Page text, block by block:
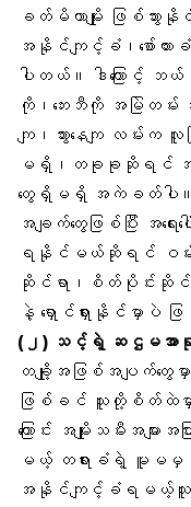
ခတ်မိတာမျိုး ဖြစ်သွ
အနိုင်ကျင့်ခံ၊စော်ကားခံ
ပါတယ်။ ဒါကြောင့် ဘ
ကို၊ဘေးဘီကို အမြဲတမ်း
ကျ၊သွားနေကျ လမ်းက
မရှိ၊တခုခုဆိုရင် အကူအညီ
တွေရှိမရှိ အကဲခတ်ပါ။
အချက်တွေဖြစ်ပြီး အရ
ရနိုင်မယ်ဆိုရင် ဝမ်း
ဆိုင်ရာ၊စိတ်ပိုင်းဆိုင်
နဲ့ ရှောင်ရှားနိုင်မှာပဲ
(၂) သင့်ရဲ့ ဆဌမအာရုံ
တချို့အဖြစ်အပျက်တွေမှ
ဖြစ်ခင် သူတို့စိတ်ထဲမှာ
ကြောင်း အမျိုးသမီးအမျ
မယ့် တရားခံရဲ့ မူမမှန်
အနိုင်ကျင့်ခံရမယ့်သူ